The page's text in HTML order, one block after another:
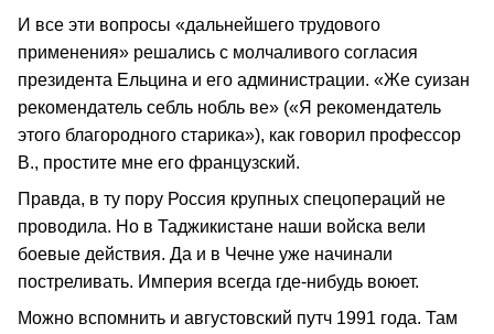
И все эти вопросы «дальнейшего трудового
применения» решались с молчаливого согласия
президента Ельцина и его администрации. «Же суизан
рекомендатель себль нобль ве» («Я рекомендатель
этого благородного старика»), как говорил профессор
В., простите мне его французский.
Правда, в ту пору Россия крупных спецопераций не
проводила. Но в Таджикистане наши войска вели
боевые действия. Да и в Чечне уже начинали
постреливать. Империя всегда где-нибудь воюет.
Можно вспомнить и августовский путч 1991 года. Там